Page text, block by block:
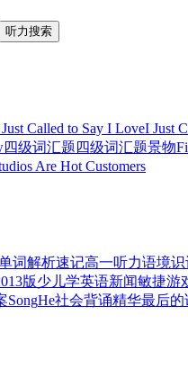
听力搜索
Called to Say I LoveI Just
四级词汇题 四级词汇题景物
Are Hot Customers
词解析速记高一听力语境识
版少儿学英语新闻敏捷游
SongHe社会背诵精华最后的